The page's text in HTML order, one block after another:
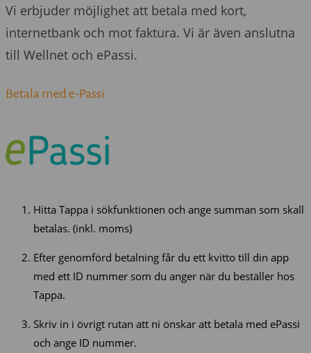
Vi erbjuder möjlighet att betala med kort,
internetbank och mot faktura. Vi är även anslutna
till Wellnet och ePassi.
Betala med e-Passi
Hitta Tappa i sökfunktionen och ange summan som skall
betalas. (inkl. moms)
Efter genomförd betalning får du ett kvitto till din app
med ett ID nummer som du anger när du beställer hos
Tappa.
Skriv in i övrigt rutan att ni önskar att betala med ePassi
och ange ID nummer.